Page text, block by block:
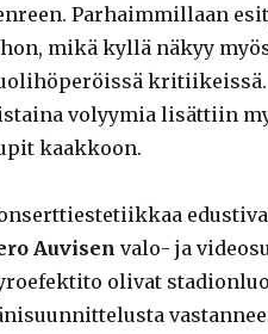
Parhaimmillaan
mikä kyllä näkyy
kritiikeissä.
volyymia lisättiin
kaakkoon.
Auvisen valo- ja
olivat